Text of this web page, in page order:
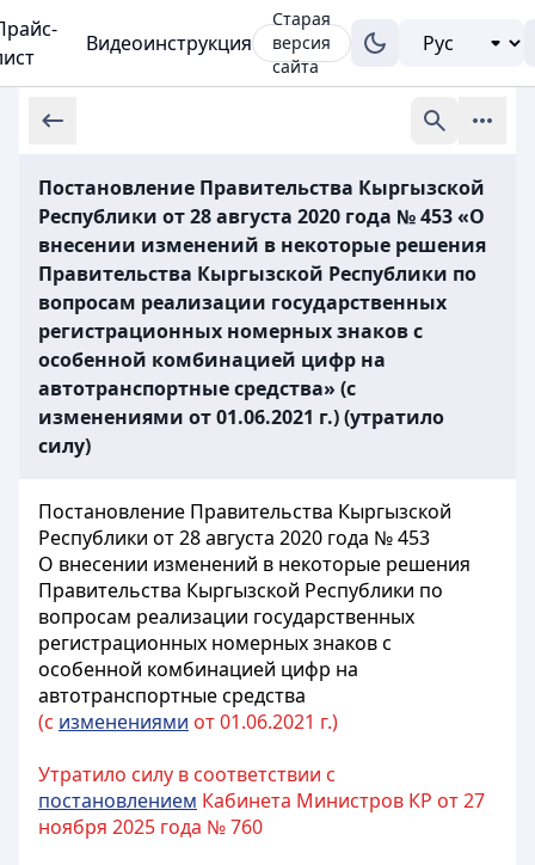
Видеоинструкция
Старая
версия
сайта
Постановление Правительства Кыргызской
Республики от 28 августа 2020 года № 453 «О
внесении изменений в некоторые решения
Правительства Кыргызской Республики по
вопросам реализации государственных
регистрационных номерных знаков с
особенной комбинацией цифр на
автотранспортные средства» (с
изменениями от 01.06.2021 г.) (утратило
силу)
Постановление Правительства Кыргызской
Республики от 28 августа 2020 года № 453
О внесении изменений в некоторые решения
Правительства Кыргызской Республики по
вопросам реализации государственных
регистрационных номерных знаков с
особенной комбинацией цифр на
автотранспортные средства
(с изменениями от 01.06.2021 г.)
Утратило силу в соответствии с
постановлением Кабинета Министров КР от 27
ноября 2025 года № 760